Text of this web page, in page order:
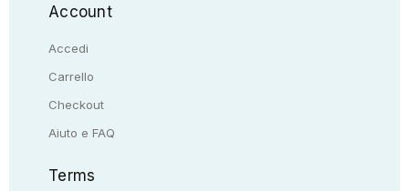
Account
Accedi
Carrello
Checkout
Aiuto e FAQ
Terms